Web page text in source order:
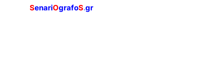
SenariOgrafoS.gr